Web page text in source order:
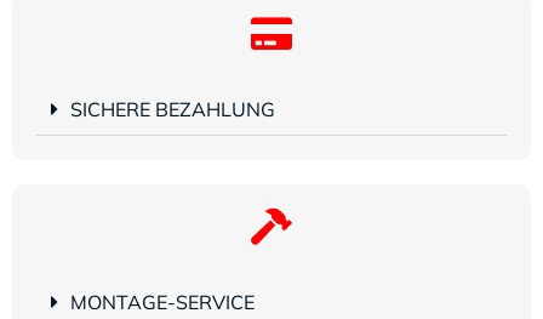
SICHERE BEZAHLUNG
MONTAGE-SERVICE